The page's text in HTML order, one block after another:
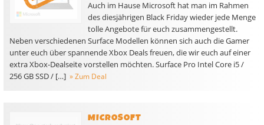
Auch im Hause Microsoft hat man im Rahmen
des diesjährigen Black Friday wieder jede Menge
tolle Angebote für euch zusammengestellt.
Neben verschiedenen Surface Modellen können sich auch die Gamer
unter euch über spannende Xbox Deals freuen, die wir euch auf einer
extra Xbox-Dealseite vorstellen möchten. Surface Pro Intel Core i5 /
256 GB SSD / […] » Zum Deal
MICROSOFT